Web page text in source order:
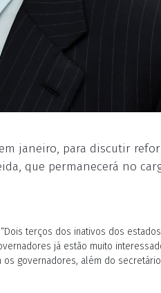
janeiro, para discutir
que permanecerá no
terços dos inativos dos
já estão muito
governadores, além do